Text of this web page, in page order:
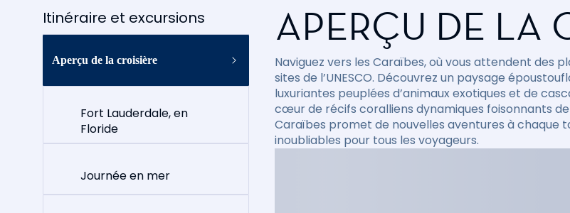
Itinéraire et excursions
Aperçu de la croisière
Fort Lauderdale, en
Floride
Journée en mer
APERÇU DE LA
Naviguez vers les Caraïbes, où vous attendent des
sites de l’UNESCO. Découvrez un paysage
luxuriantes peuplées d’animaux exotiques et de
cœur de récifs coralliens dynamiques foisonnants
Caraïbes promet de nouvelles aventures à chaque
inoubliables pour tous les voyageurs.